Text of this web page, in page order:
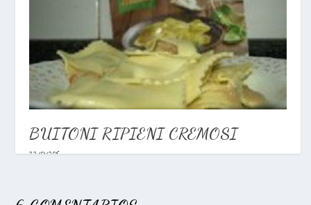
BUITONI RIPIENI CREMOSI
22/01/2016